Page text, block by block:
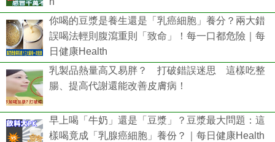
你喝的豆漿是養生還是「乳癌細胞」養分？兩大錯
誤喝法輕則腹瀉重則「致命」！每一口都危險｜每
日健康Health
乳製品熱量高又易胖？ 打破錯誤迷思 這樣吃整
腸、提高代謝還能改善皮膚病！
早上喝「牛奶」還是「豆漿」？豆漿最大問題：這
樣喝竟成「乳腺癌細胞」養份？｜每日健康Health